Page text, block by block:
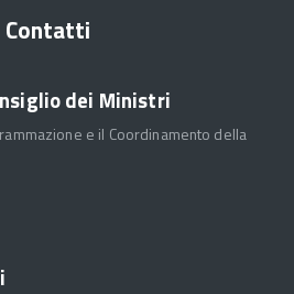
Contatti
dei Ministri
e il Coordinamento della